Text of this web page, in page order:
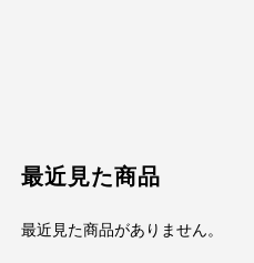
最近見た商品
最近見た商品がありません。